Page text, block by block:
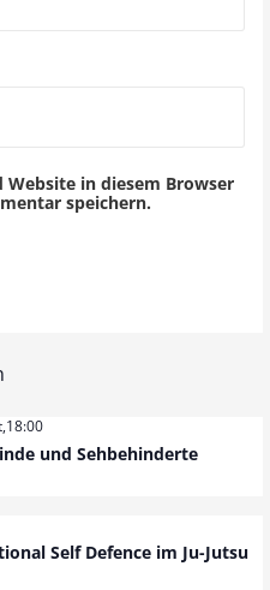
Website in diesem Browser
speichern.
und Sehbehinderte
Self Defence im Ju-Jutsu